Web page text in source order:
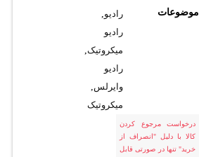
موضوعات رادیو,
رادیو
میکروتیک,
رادیو
وایرلس,
میکروتیک
درخواست مرجوع کردن
کالا با دلیل "انصراف از
خرید" تنها در صورتی قابل